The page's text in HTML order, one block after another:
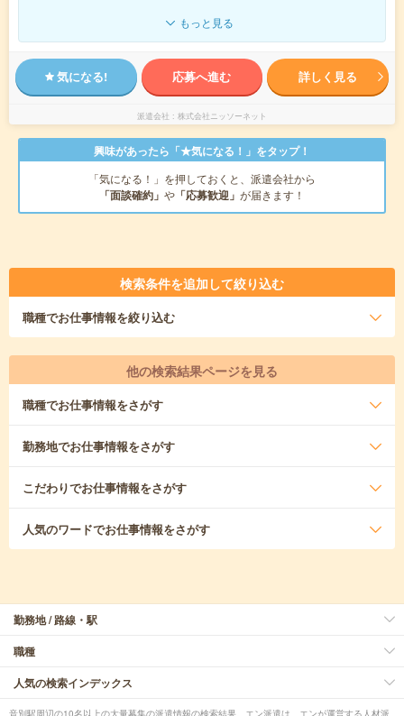
もっと見る
気になる! 応募へ進む 詳しく見る
派遣会社 株式会社ニッソーネット
興味があったら「★気になる！」をタップ！
「気になる！」を押しておくと、派遣会社から
「面談確約」 や 「応募歓迎」 が届きます！
検索条件を追加して絞り込む
職種でお仕事情報を絞り込む
他の検索結果ページを見る
職種でお仕事情報をさがす
勤務地でお仕事情報をさがす
こだわりでお仕事情報をさがす
人気のワードでお仕事情報をさがす
勤務地 / 路線・駅
職種
人気の検索インデックス
音別駅周辺の10名以上の大量募集の派遣情報の検索結果。エン派遣は、エンが運営する人材派